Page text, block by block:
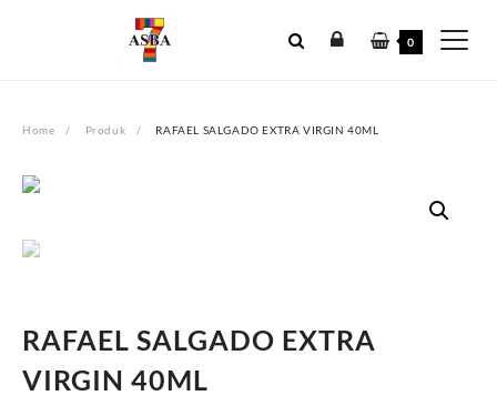
0
Home Produk RAFAEL SALGADO EXTRA VIRGIN 40ML
RAFAEL SALGADO EXTRA
VIRGIN 40ML